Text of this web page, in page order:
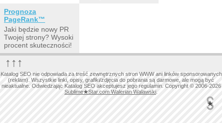
Prognoza
PageRank™
Jaki będzie nowy PR
Twojej strony? Wysoki
procent skuteczności!
↑↑↑
Katalog SEO nie odpowiada za treść zewnętrznych stron WWW ani linków sponsorowanych
(reklam). Wszystkie linki, opisy, grafiki/zdjęcia do pobrania są darmowe, ale mogą być
nieaktualne. Odwiedzając Katalog SEO akceptujesz jego regulamin. Copyright © 2006-2026
Sublime★Star.com Walerian Walawski